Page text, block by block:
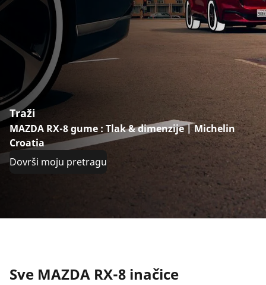
Traži
MAZDA RX-8 gume : Tlak & dimenzije | Michelin
Croatia
Dovrši moju pretragu
Sve MAZDA RX-8 inačice